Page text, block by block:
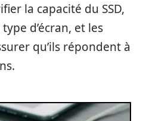
la capacité du SSD,
d’écran, et les
qu’ils répondent à